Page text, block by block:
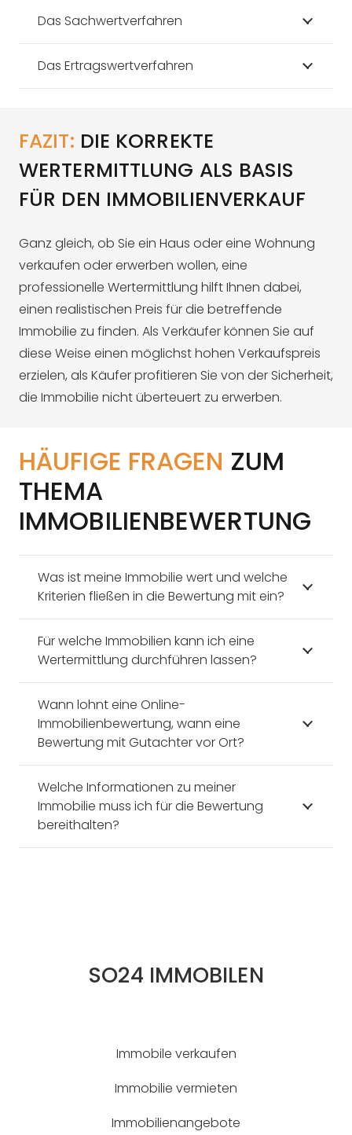
Das Sachwertverfahren
Das Ertragswertverfahren
FAZIT: DIE KORREKTE
WERTERMITTLUNG ALS BASIS
FÜR DEN IMMOBILIENVERKAUF
Ganz gleich, ob Sie ein Haus oder eine Wohnung
verkaufen oder erwerben wollen, eine
professionelle Wertermittlung hilft Ihnen dabei,
einen realistischen Preis für die betreffende
Immobilie zu finden. Als Verkäufer können Sie auf
diese Weise einen möglichst hohen Verkaufspreis
erzielen, als Käufer profitieren Sie von der Sicherheit,
die Immobilie nicht überteuert zu erwerben.
HÄUFIGE FRAGEN ZUM
THEMA
IMMOBILIENBEWERTUNG
Was ist meine Immobilie wert und welche
Kriterien fließen in die Bewertung mit ein?
Für welche Immobilien kann ich eine
Wertermittlung durchführen lassen?
Wann lohnt eine Online-
Immobilienbewertung, wann eine
Bewertung mit Gutachter vor Ort?
Welche Informationen zu meiner
Immobilie muss ich für die Bewertung
bereithalten?
SO24 IMMOBILEN
Immobile verkaufen
Immobilie vermieten
Immobilienangebote